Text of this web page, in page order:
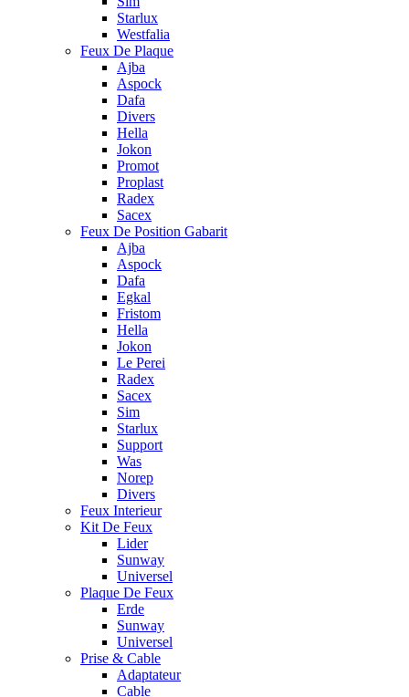
Starlux
Westfalia
Feux De Plaque
Ajba
Aspock
Dafa
Divers
Hella
Jokon
Promot
Proplast
Radex
Sacex
Feux De Position Gabarit
Ajba
Aspock
Dafa
Egkal
Fristom
Hella
Jokon
Le Perei
Radex
Sacex
Sim
Starlux
Support
Was
Norep
Divers
Feux Interieur
Kit De Feux
Lider
Sunway
Universel
Plaque De Feux
Erde
Sunway
Universel
Prise & Cable
Adaptateur
Cable